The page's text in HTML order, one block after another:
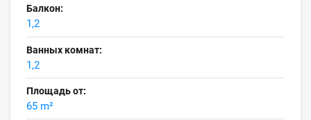
Балкон:
1,2
Ванных комнат:
1,2
Площадь от:
65 m²